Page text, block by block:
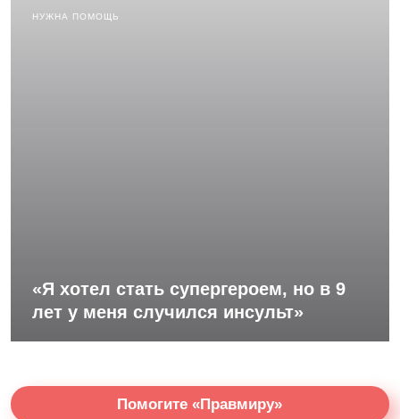
НУЖНА ПОМОЩЬ
«Я хотел стать супергероем, но в 9
лет у меня случился инсульт»
Помогите «Правмиру»